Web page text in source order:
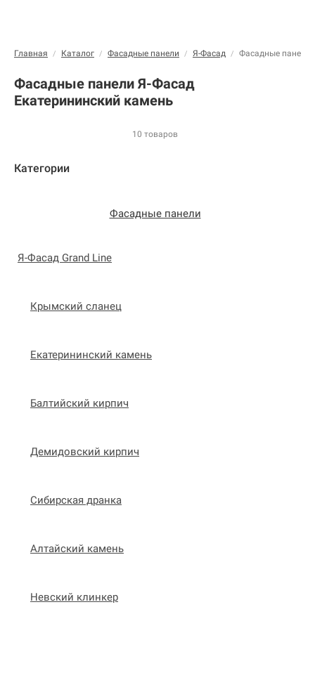
Главная / Каталог / Фасадные панели / Я-Фасад / Фасадные панели
Фасадные панели Я-Фасад
Екатерининский камень
10 товаров
Категории
Фасадные панели
Я-Фасад Grand Line
Крымский сланец
Екатерининский камень
Балтийский кирпич
Демидовский кирпич
Сибирская дранка
Алтайский камень
Невский клинкер